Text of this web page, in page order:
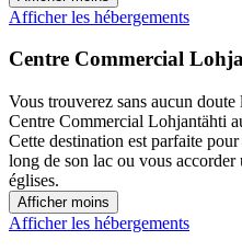
Afficher les hébergements
Centre Commercial
Vous trouverez sans aucun
Centre Commercial Lohjantähti
Cette destination est parfaite
long de son lac ou vous accorder
églises.
Afficher moins
Afficher les hébergements